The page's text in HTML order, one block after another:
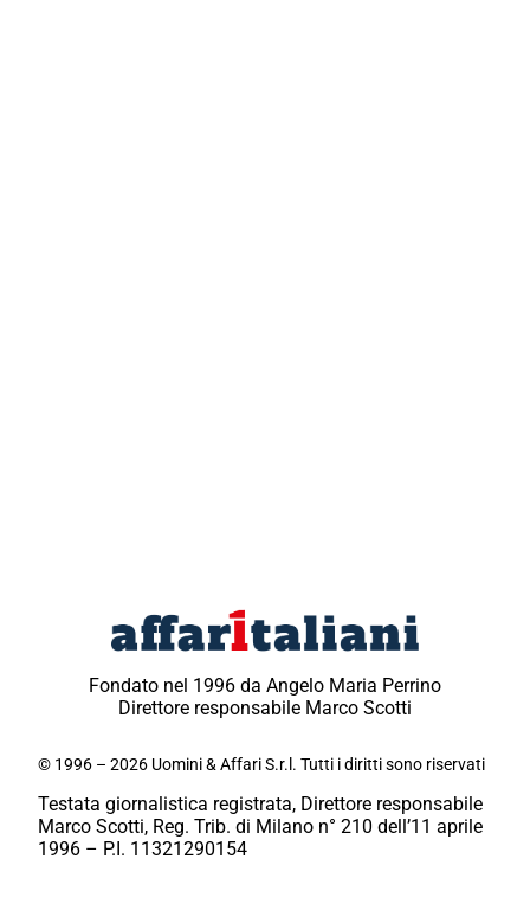
Fondato nel 1996 da Angelo Maria Perrino
Direttore responsabile Marco Scotti
© 1996 – 2026 Uomini & Affari S.r.l. Tutti i diritti sono riservati
Testata giornalistica registrata, Direttore responsabile
Marco Scotti, Reg. Trib. di Milano n° 210 dell’11 aprile
1996 – P.I. 11321290154